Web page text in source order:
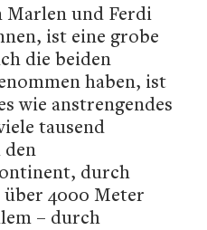
Marlen und Ferdi
ist eine grobe
die beiden
haben, ist
wie anstrengendes
tausend
durch
4000 Meter
– durch